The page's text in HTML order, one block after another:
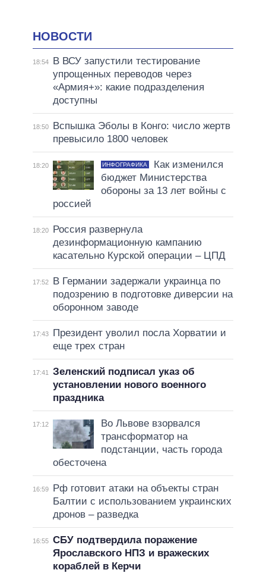
НОВОСТИ
18:54
В ВСУ запустили тестирование
упрощенных переводов через
«Армия+»: какие подразделения
доступны
18:50
Вспышка Эболы в Конго: число жертв
превысило 1800 человек
18:20 ИНФОГРАФИКА
Как изменился
бюджет Министерства
обороны за 13 лет войны с
россией
18:20
Россия развернула
дезинформационную кампанию
касательно Курской операции – ЦПД
17:52
В Германии задержали украинца по
подозрению в подготовке диверсии на
оборонном заводе
17:43
Президент уволил посла Хорватии и
еще трех стран
17:41
Зеленский подписал указ об
установлении нового военного
праздника
17:12
Во Львове взорвался
трансформатор на
подстанции, часть города
обесточена
16:59
Рф готовит атаки на объекты стран
Балтии с использованием украинских
дронов – разведка
16:55 СБУ подтвердила поражение
Ярославского НПЗ и вражеских
кораблей в Керчи